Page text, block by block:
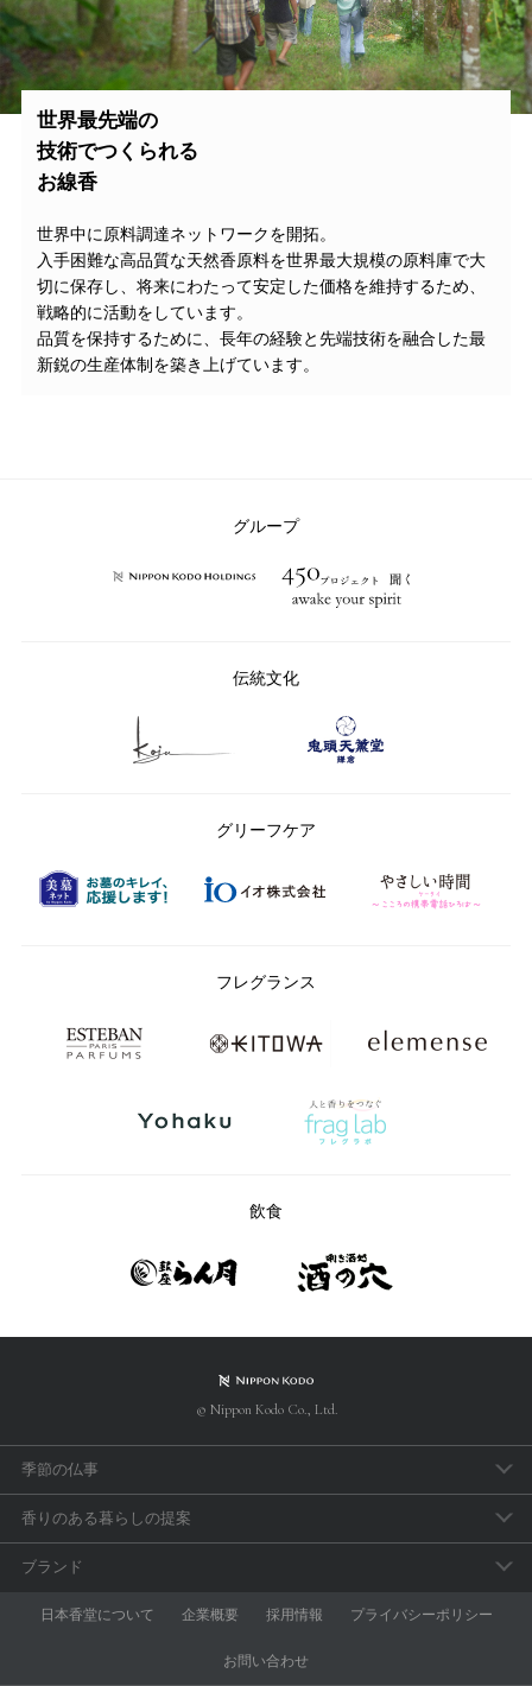
世界最先端の
技術でつくられる
お線香
世界中に原料調達ネットワークを開拓。
入手困難な高品質な天然香原料を世界最大規模の原料庫で大
切に保存し、将来にわたって安定した価格を維持するため、
戦略的に活動をしています。
品質を保持するために、長年の経験と先端技術を融合した最
新鋭の生産体制を築き上げています。
グループ
伝統文化
グリーフケア
フレグランス
飲食
© Nippon Kodo Co., Ltd.
季節の仏事
春のお彼岸
母の日参り
父の日参り
香りのある暮らしの提案
アロマで手軽に「睡眠のセルフケア」
おうち時間の充実に香りを取り入れよう
ブランド
aroma vera
日本香堂について 企業概要 採用情報 プライバシーポリシー
お問い合わせ